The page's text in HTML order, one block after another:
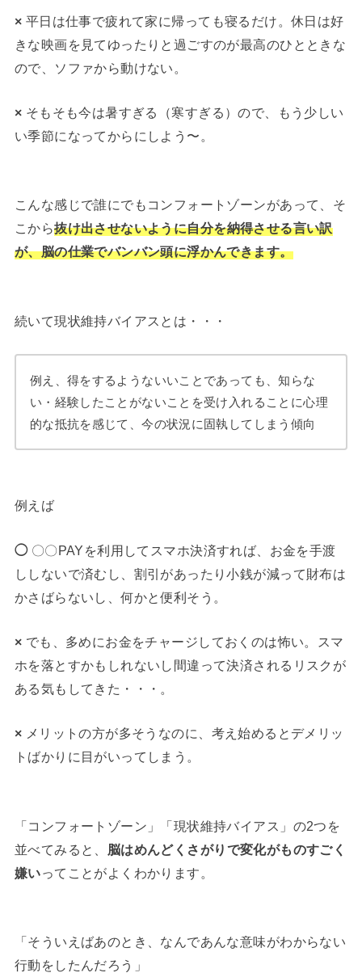
× 平日は仕事で疲れて家に帰っても寝るだけ。休日は好
きな映画を見てゆったりと過ごすのが最高のひとときな
ので、ソファから動けない。
× そもそも今は暑すぎる（寒すぎる）ので、もう少しい
い季節になってからにしよう〜。
こんな感じで誰にでもコンフォートゾーンがあって、そ
こから抜け出させないように自分を納得させる言い訳
が、脳の仕業でバンバン頭に浮かんできます。
続いて現状維持バイアスとは・・・
例え、得をするようないいことであっても、知らな
い・経験したことがないことを受け入れることに心理
的な抵抗を感じて、今の状況に固執してしまう傾向
例えば
◯〇〇PAYを利用してスマホ決済すれば、お金を手渡
ししないで済むし、割引があったり小銭が減って財布は
かさばらないし、何かと便利そう。
× でも、多めにお金をチャージしておくのは怖い。スマ
ホを落とすかもしれないし間違って決済されるリスクが
ある気もしてきた・・・。
× メリットの方が多そうなのに、考え始めるとデメリッ
トばかりに目がいってしまう。
「コンフォートゾーン」「現状維持バイアス」の2つを
並べてみると、 脳はめんどくさがりで変化がものすごく
嫌いってことがよくわかります。
「そういえばあのとき、なんであんな意味がわからない
行動をしたんだろう」